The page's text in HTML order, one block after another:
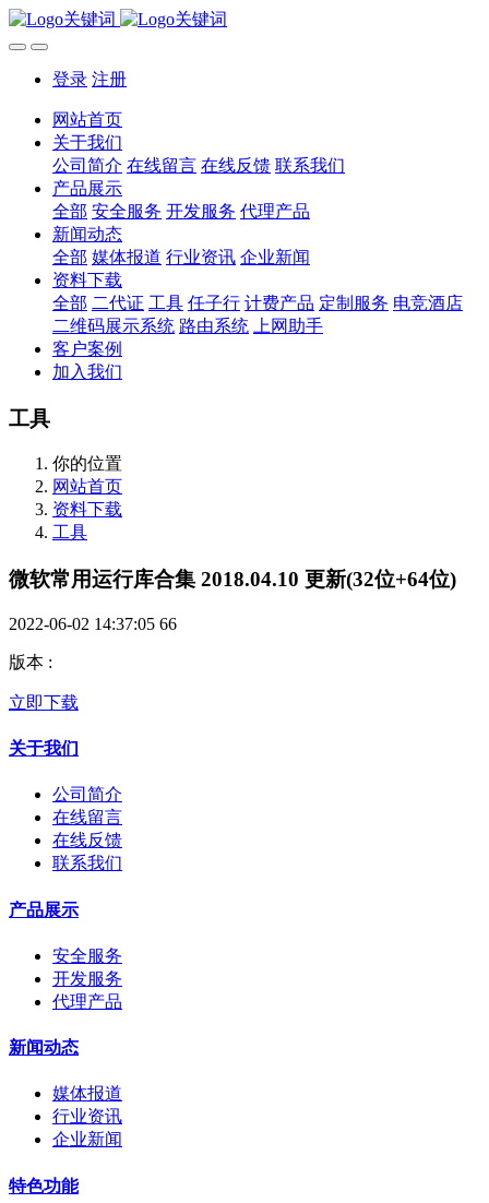
登录 注册
网站首页
关于我们
公司简介 在线留言 在线反馈 联系我们
产品展示
全部 安全服务 开发服务 代理产品
新闻动态
全部 媒体报道 行业资讯 企业新闻
资料下载
全部 二代证 工具 任子行 计费产品 定制服务 电竞酒店
二维码展示系统 路由系统
上网助手
客户案例
加入我们
工具
你的位置
网站首页
资料下载
工具
微软常用运行库合集 2018.04.10 更新(32位+64位)
2022-06-02 14:37:05 66
版本 :
立即下载
关于我们
公司简介
在线留言
在线反馈
联系我们
产品展示
安全服务
开发服务
代理产品
新闻动态
媒体报道
行业资讯
企业新闻
特色功能